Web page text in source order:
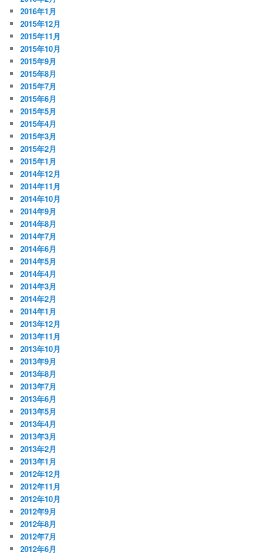
2016年1月
2015年12月
2015年11月
2015年10月
2015年9月
2015年8月
2015年7月
2015年6月
2015年5月
2015年4月
2015年3月
2015年2月
2015年1月
2014年12月
2014年11月
2014年10月
2014年9月
2014年8月
2014年7月
2014年6月
2014年5月
2014年4月
2014年3月
2014年2月
2014年1月
2013年12月
2013年11月
2013年10月
2013年9月
2013年8月
2013年7月
2013年6月
2013年5月
2013年4月
2013年3月
2013年2月
2013年1月
2012年12月
2012年11月
2012年10月
2012年9月
2012年8月
2012年7月
2012年6月